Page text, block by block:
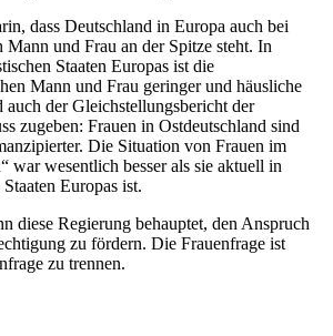
dass Deutschland in Europa auch bei
und Frau an der Spitze steht. In
Staaten Europas ist die
Mann und Frau geringer und häusliche
auch der Gleichstellungsbericht der
zugeben: Frauen in Ostdeutschland sind
Die Situation von Frauen im
war wesentlich besser als sie aktuell in
Europas ist.
diese Regierung behauptet, den Anspruch
zu fördern. Die Frauenfrage ist
zu trennen.